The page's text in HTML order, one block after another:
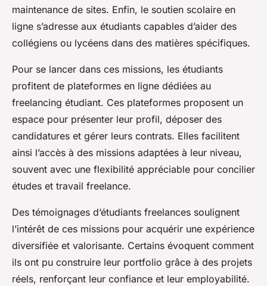
maintenance de sites. Enfin, le soutien scolaire en
ligne s’adresse aux étudiants capables d’aider des
collégiens ou lycéens dans des matières spécifiques.
Pour se lancer dans ces missions, les étudiants
profitent de plateformes en ligne dédiées au
freelancing étudiant. Ces plateformes proposent un
espace pour présenter leur profil, déposer des
candidatures et gérer leurs contrats. Elles facilitent
ainsi l’accès à des missions adaptées à leur niveau,
souvent avec une flexibilité appréciable pour concilier
études et travail freelance.
Des témoignages d’étudiants freelances soulignent
l’intérêt de ces missions pour acquérir une expérience
diversifiée et valorisante. Certains évoquent comment
ils ont pu construire leur portfolio grâce à des projets
réels, renforçant leur confiance et leur employabilité.